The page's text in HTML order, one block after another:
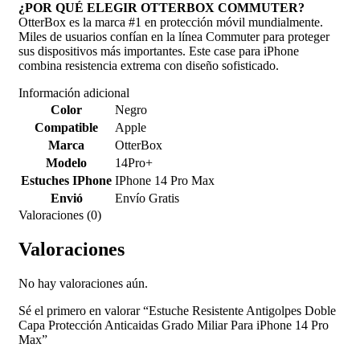
¿POR QUÉ ELEGIR OTTERBOX COMMUTER?
OtterBox es la marca #1 en protección móvil mundialmente.
Miles de usuarios confían en la línea Commuter para proteger
sus dispositivos más importantes. Este case para iPhone
combina resistencia extrema con diseño sofisticado.
Información adicional
Color
Negro
Compatible
Apple
Marca
OtterBox
Modelo
14Pro+
Estuches IPhone IPhone 14 Pro Max
Envió
Envío Gratis
Valoraciones (0)
Valoraciones
No hay valoraciones aún.
Sé el primero en valorar “Estuche Resistente Antigolpes Doble
Capa Protección Anticaidas Grado Miliar Para iPhone 14 Pro
Max”